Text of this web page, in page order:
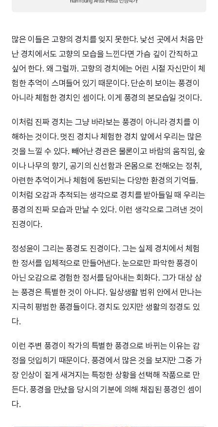
많은 이들은 고향의 경치를 잊지 못한다. 낯선 곳에서 처음 만
난 경치에서도 고향의 모습을 느낀다면 가슴 깊이 간직하고
싶어 한다. 왜 그럴까. 고향의 경치에는 어린 시절 자신만이 체
험한 추억이 스며들어 있기 때문이다. 단순히 보이는 풍경이
아니라 체험한 경치인 셈이다. 이게 풍경의 본모습일 것이다.
이처럼 진짜 경치는 그냥 바라보는 풍경이 아니라 경치를 이
해하는 것이다. 멋진 경치나 체험한 경치 앞에서 우리는 많은
것을 느낄 수 있다. 빼어난 경관은 물론이고 바람의 움직임, 숲
이나 나무의 향기, 공기의 신선함과 온몸으로 전해오는 정취,
아련한 추억이거나 체험에 동반되는 다양한 환경의 기억들.
이처럼 오감과 추적되는 생각으로 경치를 받아들일 때 우리는
풍경의 진짜 모습과 만날 수 있다. 이런 생각으로 그려낸 것이
진경이다.
정성윤이 그리는 풍경도 진경이다. 그는 실제 경치에서 체험
한 정서를 입체적으로 만들어낸다. 눈으로만 파악한 풍경이
아닌 오감으로 경험한 정서를 담아내는 회화다. 그가 대상 삼
는 풍경은 특별한 것이 아니다. 일상생활 범위 안에서 만나는
지극히 평범한 풍경들이다. 경치도 있지만 생활의 정경도 있
다.
이런 주변 풍경이 작가의 특별한 풍경으로 바뀌는 이유는 감
정을 덧입히기 때문이다. 풍경에서 많은 것을 보지만 그중 가
장 인상이 짙게 새겨지는 특정한 상황을 선택해 작품으로 만
든다. 풍경을 만났을 당시의 기분에 의해 채집된 풍경인 셈이
다.